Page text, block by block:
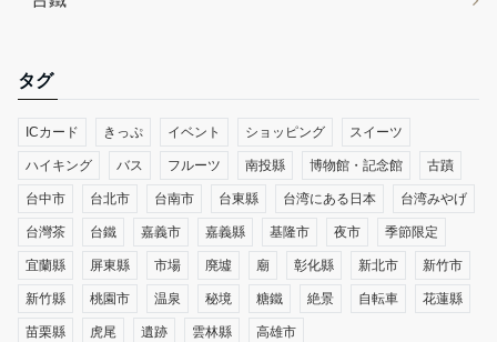
タグ
ICカード きっぷ イベント ショッピング スイーツ
ハイキング バス フルーツ 南投縣 博物館・記念館 古蹟
台中市 台北市 台南市 台東縣 台湾にある日本 台湾みやげ
台灣茶 台鐵 嘉義市 嘉義縣 基隆市 夜市 季節限定
宜蘭縣 屏東縣 市場 廃墟 廟 彰化縣 新北市 新竹市
新竹縣 桃園市 温泉 秘境 糖鐵 絶景 自転車 花蓮縣
苗栗縣 虎尾 遺跡 雲林縣 高雄市